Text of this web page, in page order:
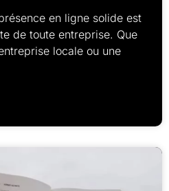
en ligne solide est
de toute entreprise. Que
locale ou une